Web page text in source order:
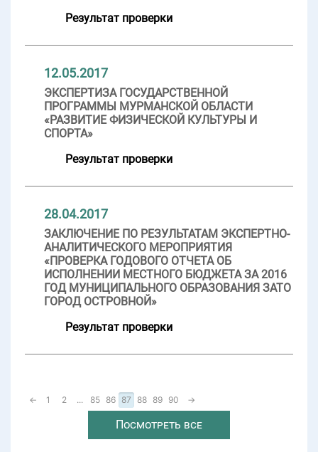
Результат проверки
12.05.2017
ЭКСПЕРТИЗА ГОСУДАРСТВЕННОЙ
ПРОГРАММЫ МУРМАНСКОЙ ОБЛАСТИ
«РАЗВИТИЕ ФИЗИЧЕСКОЙ КУЛЬТУРЫ И
СПОРТА»
Результат проверки
28.04.2017
ЗАКЛЮЧЕНИЕ ПО РЕЗУЛЬТАТАМ ЭКСПЕРТНО-
АНАЛИТИЧЕСКОГО МЕРОПРИЯТИЯ
«ПРОВЕРКА ГОДОВОГО ОТЧЕТА ОБ
ИСПОЛНЕНИИ МЕСТНОГО БЮДЖЕТА ЗА 2016
ГОД МУНИЦИПАЛЬНОГО ОБРАЗОВАНИЯ ЗАТО
ГОРОД ОСТРОВНОЙ»
Результат проверки
← 1 2 ... 85 86 87 88 89 90 →
Посмотреть все